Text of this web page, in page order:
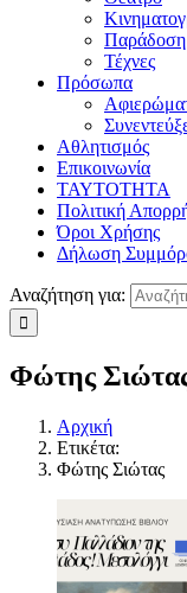
Παράδοση
Τέχνες
Πρόσωπα
Αθλητισμός
Επικοινωνία
ΤΑΥΤΟΤΗΤΑ
Πολιτική
Όροι Χρήσης
Δήλωση
Αναζήτηση για:
Φώτης
Αρχική
Ετικέτα:
Φώτης Σιώτας